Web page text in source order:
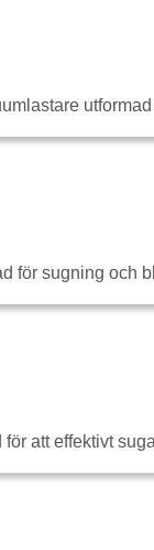
för sugning och
att effektivt